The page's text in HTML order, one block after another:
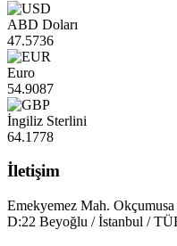
ABD Doları
47.5736
Euro
54.9087
İngiliz Sterlini
64.1778
İletişim
Emekyemez Mah.
D:22 Beyoğlu / İstanbul /